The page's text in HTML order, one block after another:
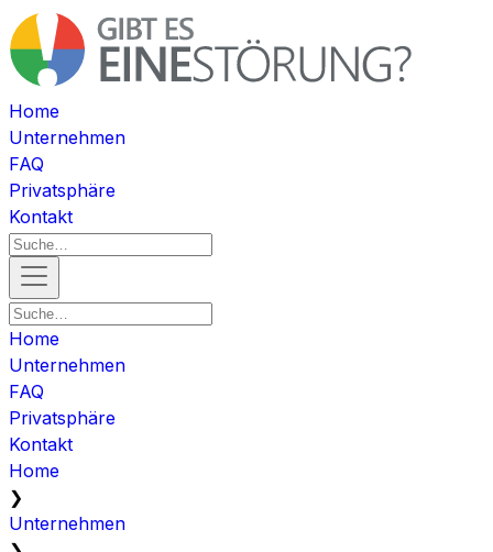
Home
Unternehmen
FAQ
Privatsphäre
Kontakt
Home
Unternehmen
FAQ
Privatsphäre
Kontakt
Home
❯
Unternehmen